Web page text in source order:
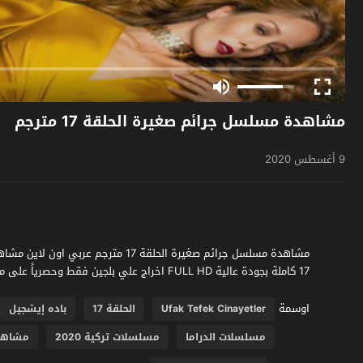
مشاهدة مسلسل جرائم صغيرة الحلقة 17 مترجم
9 أغسطس 2020
17 كاملة بجودة عالية FULL HD اخراج علي بلجين فقط وحصرياً على موقع فشار الجديد
اوسمة
Ufak Tefek Cinayetler الحلقة 17 باده إيشجيل
مسلسلات الدراما
مسلسلات تركية 2020